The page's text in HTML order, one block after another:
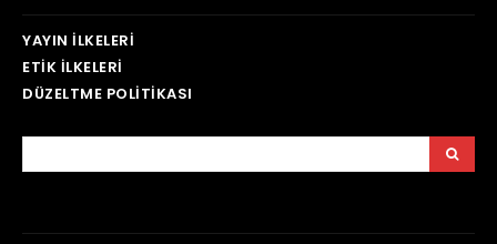
YAYIN İLKELERI
ETIK İLKELERI
DÜZELTME POLITIKASI